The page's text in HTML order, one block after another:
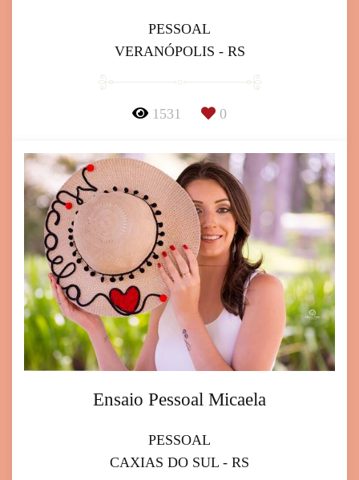
PESSOAL
VERANÓPOLIS - RS
1531 0
Ensaio Pessoal Micaela
PESSOAL
CAXIAS DO SUL - RS